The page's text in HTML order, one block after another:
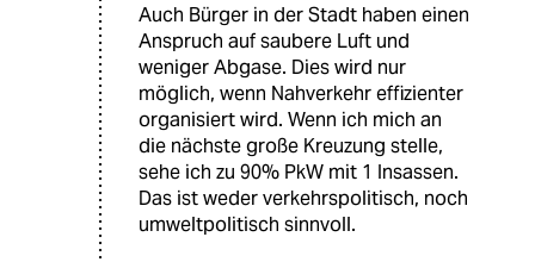
Auch Bürger in der Stadt haben einen
Anspruch auf saubere Luft und
weniger Abgase. Dies wird nur
möglich, wenn Nahverkehr effizienter
organisiert wird. Wenn ich mich an
die nächste große Kreuzung stelle,
sehe ich zu 90% PkW mit 1 Insassen.
Das ist weder verkehrspolitisch, noch
umweltpolitisch sinnvoll.